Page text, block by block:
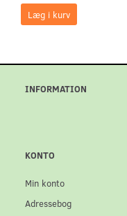
Læg i kurv
INFORMATION
KONTO
Min konto
Adressebog